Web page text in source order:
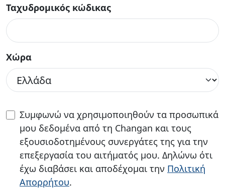
Ταχυδρομικός κώδικας
Χώρα
Συμφωνώ να χρησιμοποιηθούν τα προσωπικά
μου δεδομένα από τη Changan και τους
εξουσιοδοτημένους συνεργάτες της για την
επεξεργασία του αιτήματός μου. Δηλώνω ότι
έχω διαβάσει και αποδέχομαι την Πολιτική
Απορρήτου.